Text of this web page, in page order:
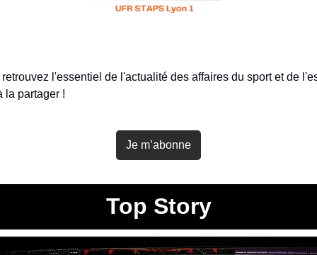
l'essentiel de l'actualité des affaires du sport et de
la partager !
Je m’abonne
Top Story